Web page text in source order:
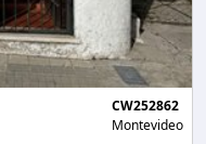
CW252862
Montevideo